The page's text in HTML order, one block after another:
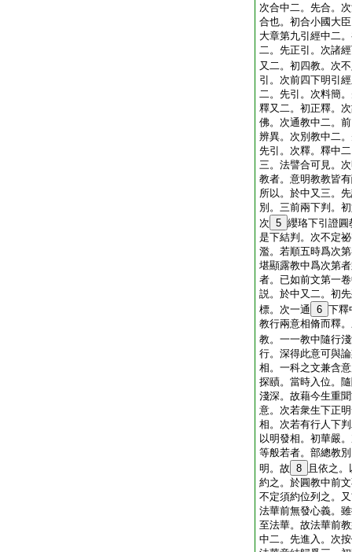
次合中二。先合。
合也。初合小國大
大章第九引經中二
二。先正引。次諸
又二。初四教。次
引。次前四下明引
二。先引。次料簡
釋又二。初正釋。
佛。次通教中二。
辨異。次別教中二
先引。次釋。釋中
三。法譬合可見。
教者。意明教教皆
所以。於中又三。
別。三前兩下判。
次 5 纓珞下引證圓
是下結判。次不定
濫。若順五時爲次
堪顯露教中爲次第
者。已如前文第一
説。於中又二。初
標。次一通 6 下釋
教行兩意相脩而釋
教。一一教中隨行
行。深得此意可與
相。一科之文兼含
探賾。當時入位。
淺深。故藉今生重
意。次若衆生下正
相。次若有行人下
以明發相。初華嚴
等般若者。部總教
明。故 8
且依之
約之。於圓教中前
不定須約位列之。
法華前無發心義。
至法華。故法華前
中二。先進入。次